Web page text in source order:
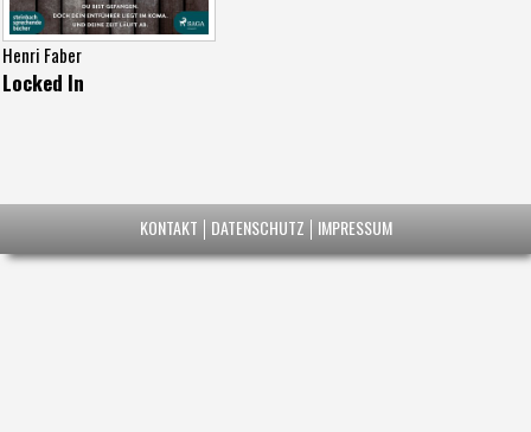
Henri Faber
Locked In
KONTAKT DATENSCHUTZ IMPRESSUM